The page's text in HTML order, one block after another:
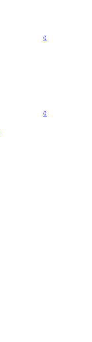
0
0